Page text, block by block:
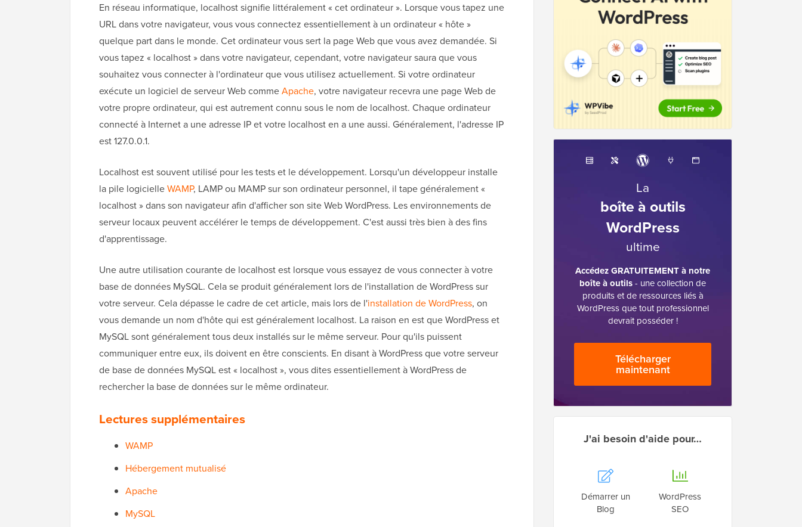
En réseau informatique, localhost signifie littéralement « cet ordinateur ». Lorsque vous tapez une
URL dans votre navigateur, vous vous connectez essentiellement à un ordinateur « hôte »
quelque part dans le monde. Cet ordinateur vous sert la page Web que vous avez demandée. Si
vous tapez « localhost » dans votre navigateur, cependant, votre navigateur saura que vous
souhaitez vous connecter à l'ordinateur que vous utilisez actuellement. Si votre ordinateur
exécute un logiciel de serveur Web commeApache, votre navigateur recevra une page Web de
votre propre ordinateur, qui est autrement connu sous le nom de localhost. Chaque ordinateur
connecté à Internet a une adresse IP et votre localhost en a une aussi. Généralement, l'adresse IP
est 127.0.0.1.
Localhost est souvent utilisé pour les tests et le développement. Lorsqu'un développeur installe
la pile logicielleWAMP, LAMP ou MAMP sur son ordinateur personnel, il tape généralement «
localhost » dans son navigateur afin d'afficher son site Web WordPress. Les environnements de
serveur locaux peuvent accélérer le temps de développement. C'est aussi très bien à des fins
d'apprentissage.
Une autre utilisation courante de localhost est lorsque vous essayez de vous connecter à votre
base de données MySQL. Cela se produit généralement lors de l'installation de WordPress sur
votre serveur. Cela dépasse le cadre de cet article, mais lors de l'installation de WordPress, on
vous demande un nom d'hôte qui est généralement localhost. La raison en est que WordPress et
MySQL sont généralement tous deux installés sur le même serveur. Pour qu'ils puissent
communiquer entre eux, ils doivent en être conscients. En disant à WordPress que votre serveur
de base de données MySQL est « localhost », vous dites essentiellement à WordPress de
rechercher la base de données sur le même ordinateur.
Lectures supplémentaires
WAMP
Hébergement mutualisé
Apache
MySQL
La
boîte à outils
WordPress
ultime
Accédez GRATUITEMENT à notre
boîte à outils- une collection de
produits et de ressources liés à
WordPress que tout professionnel
devrait posséder !
Télécharger
maintenant
J'ai besoin d'aide pour…
Démarrer un
Blog
WordPress
SEO